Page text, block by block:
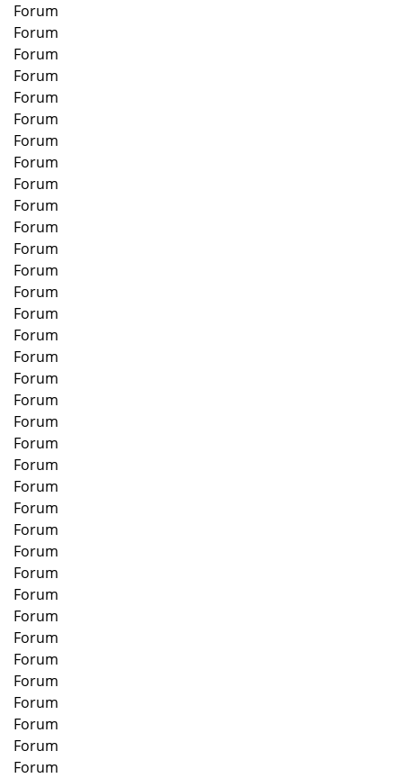
Forum
Forum
Forum
Forum
Forum
Forum
Forum
Forum
Forum
Forum
Forum
Forum
Forum
Forum
Forum
Forum
Forum
Forum
Forum
Forum
Forum
Forum
Forum
Forum
Forum
Forum
Forum
Forum
Forum
Forum
Forum
Forum
Forum
Forum
Forum
Forum